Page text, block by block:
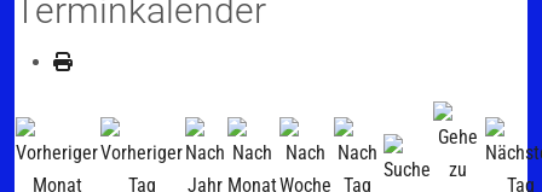
Terminkalender